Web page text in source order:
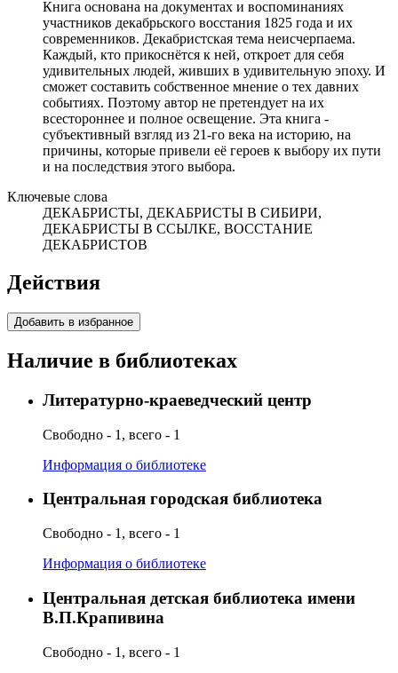
Книга основана на документах и воспоминаниях
участников декабрьского восстания 1825 года и их
современников. Декабристская тема неисчерпаема.
Каждый, кто прикоснётся к ней, откроет для себя
удивительных людей, живших в удивительную эпоху. И
сможет составить собственное мнение о тех давних
событиях. Поэтому автор не претендует на их
всестороннее и полное освещение. Эта книга -
субъективный взгляд из 21-го века на историю, на
причины, которые привели её героев к выбору их пути
и на последствия этого выбора.
Ключевые слова
ДЕКАБРИСТЫ, ДЕКАБРИСТЫ В СИБИРИ,
ДЕКАБРИСТЫ В ССЫЛКЕ, ВОССТАНИЕ
ДЕКАБРИСТОВ
Действия
Добавить в избранное
Наличие в библиотеках
Литературно-краеведческий центр
Свободно - 1, всего - 1
Информация о библиотеке
Центральная городская библиотека
Свободно - 1, всего - 1
Информация о библиотеке
Центральная детская библиотека имени
В.П.Крапивина
Свободно - 1, всего - 1